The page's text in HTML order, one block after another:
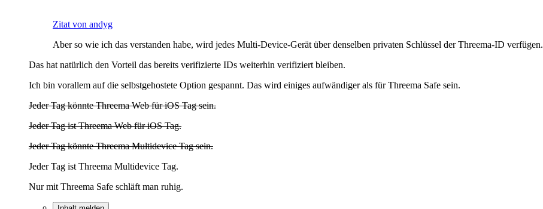
Zitat von andyg
Aber so wie ich das verstanden habe, wird jedes Multi-Device-Gerät über denselben privaten Schlüssel der Threema-ID verfügen.
Das hat natürlich den Vorteil das bereits verifizierte IDs weiterhin verifiziert bleiben.
Ich bin vorallem auf die selbstgehostete Option gespannt. Das wird einiges aufwändiger als für Threema Safe sein.
Jeder Tag könnte Threema Web für iOS Tag sein.
Jeder Tag ist Threema Web für iOS Tag.
Jeder Tag könnte Threema Multidevice Tag sein.
Jeder Tag ist Threema Multidevice Tag.
Nur mit Threema Safe schläft man ruhig.